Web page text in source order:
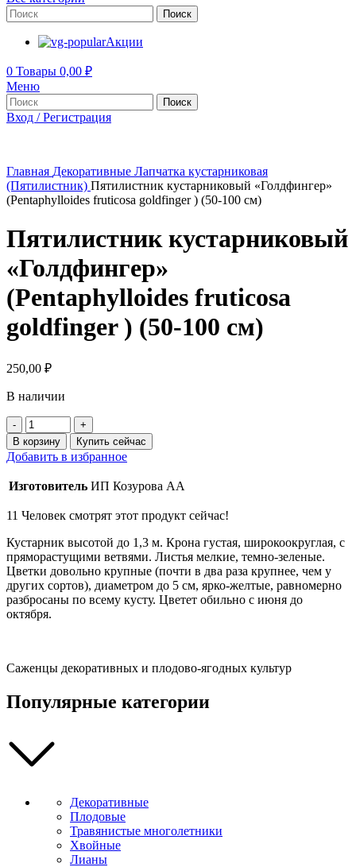
Поиск
Акции
0 Товары 0,00 ₽
Меню
Поиск
Вход / Регистрация
Главная Декоративные Лапчатка кустарниковая
(Пятилистник) Пятилистник кустарниковый «Голдфингер»
(Pentaphylloides fruticosa goldfinger ) (50-100 см)
Пятилистник кустарниковый
«Голдфингер»
(Pentaphylloides fruticosa
goldfinger ) (50-100 см)
250,00 ₽
В наличии
Количество
товара
Пятилистник
кустарниковый
"Голдфингер"
(Pentaphylloides
fruticosa
goldfinger
(50-
100
см)
В корзину Купить сейчас
Добавить в избранное
Изготовитель ИП Козурова АА
11 Человек смотрят этот продукт сейчас!
Кустарник высотой до 1,3 м. Крона густая, широкоокруглая, с
пряморастущими ветвями. Листья мелкие, темно-зеленые.
Цветки довольно крупные (почти в два раза крупнее, чем у
других сортов), диаметром до 5 см, ярко-желтые, равномерно
разбросаны по всему кусту. Цветет обильно с июня до
октября.
Саженцы декоративных и плодово-ягодных культур
Популярные категории
Декоративные
Плодовые
Травянистые многолетники
Хвойные
Лианы